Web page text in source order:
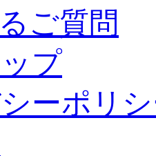
ご質問
プ
ーポリ